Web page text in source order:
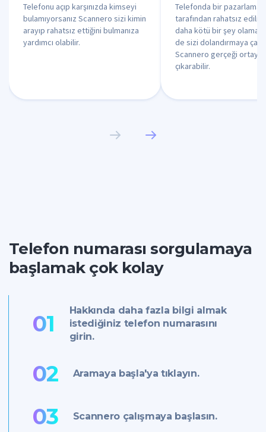
Telefonu açıp karşınızda kimseyi
bulamıyorsanız Scannero sizi kimin
arayıp rahatsız ettiğini bulmanıza
yardımcı olabilir.
Telefonda bir pazarlamacı
tarafından rahatsız
daha kötü bir şey
de sizi dolandırmaya
Scannero gerçeği ortaya
çıkarabilir.
Telefon numarası sorgulamaya
başlamak çok kolay
01
Hakkında daha fazla bilgi almak
istediğiniz telefon numarasını
girin.
02 Aramaya başla'ya tıklayın.
03 Scannero çalışmaya başlasın.